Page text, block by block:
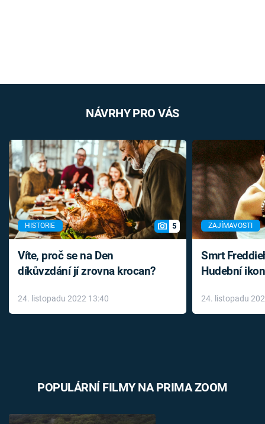
NÁVRHY PRO VÁS
HISTORIE 5
Víte, proč se na Den
díkůvzdání jí zrovna krocan?
24. listopadu 2022 13:40
ZAJÍMAVOSTI
Smrt
Hudební
léky
24. listopadu
POPULÁRNÍ FILMY NA PRIMA ZOOM